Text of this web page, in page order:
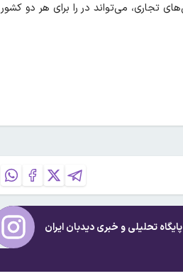
تجاری، می‌تواند در را برای هر دو کشور
تحلیلی و خبریدیدبان ایران